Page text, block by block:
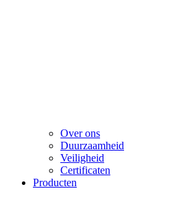
Over ons
Duurzaamheid
Veiligheid
Certificaten
Producten